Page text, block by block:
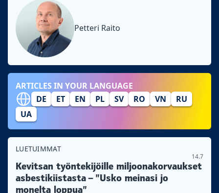
Petteri Raito
ARTICLES IN YOUR LANGUAGE
DE
ET EN PL SV RO VN
RU
UA
LUETUIMMAT
14.7
Kevitsan työntekijöille miljoonakorvaukset
asbestikiistasta – ”Usko meinasi jo
monelta loppua”